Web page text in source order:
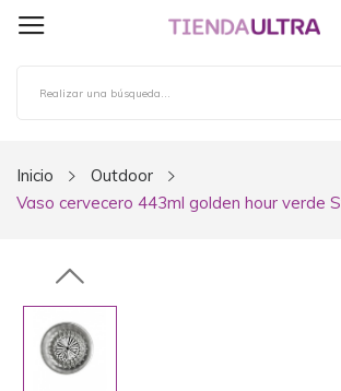
Inicio
Outdoor
Vaso cervecero 443ml golden hour verde